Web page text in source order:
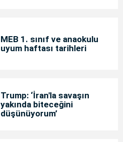
MEB 1. sınıf ve anaokulu
uyum haftası tarihleri
Trump: ‘İran'la savaşın
yakında biteceğini
düşünüyorum’